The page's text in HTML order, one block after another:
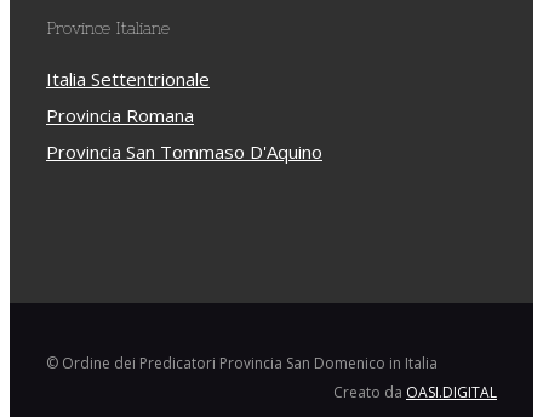
Province Italiane
Italia Settentrionale
Provincia Romana
Provincia San Tommaso D'Aquino
© Ordine dei Predicatori Provincia San Domenico in Italia
Creato da OASI.DIGITAL